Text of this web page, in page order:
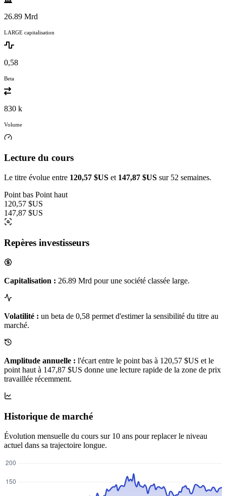
26.89 Mrd
LARGE capitalisation
0,58
Beta
830 k
Volume
Lecture du cours
Le titre évolue entre 120,57 $US et 147,87 $US sur 52 semaines.
Point bas Point haut
120,57 $US
147,87 $US
Repères investisseurs
Capitalisation : 26.89 Mrd pour une société classée large.
Volatilité : un beta de 0,58 permet d'estimer la sensibilité du titre au
marché.
Amplitude annuelle : l'écart entre le point bas à 120,57 $US et le
point haut à 147,87 $US donne une lecture rapide de la zone de prix
travaillée récemment.
Historique de marché
Évolution mensuelle du cours sur 10 ans pour replacer le niveau
actuel dans sa trajectoire longue.